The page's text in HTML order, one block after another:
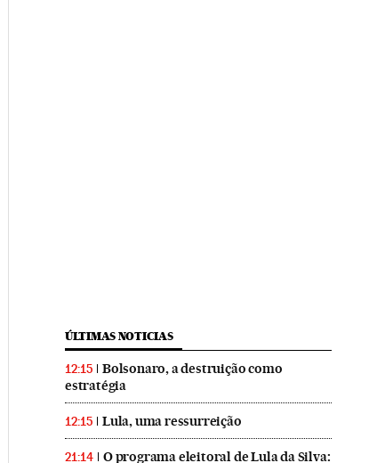
ÚLTIMAS NOTICIAS
12:15
Bolsonaro, a destruição como
estratégia
12:15 Lula, uma ressurreição
21:14
O programa eleitoral de Lula da Silva: